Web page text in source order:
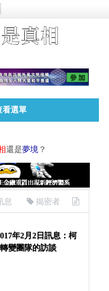
看選單
還是夢境 ？
息 揭密者
年2月2日訊息：柯
變團隊的訪談